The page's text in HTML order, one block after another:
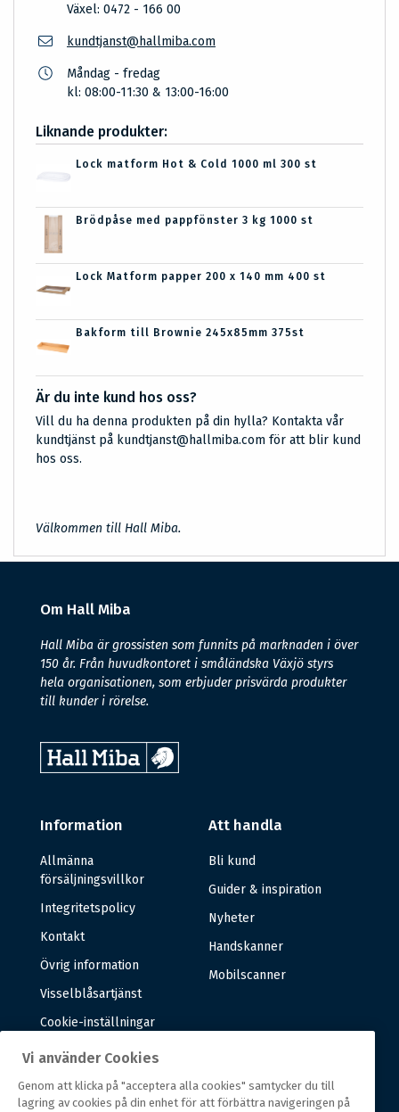
Växel: 0472 - 166 00
kundtjanst@hallmiba.com
Måndag - fredag
kl: 08:00-11:30 & 13:00-16:00
Liknande produkter:
Lock matform Hot & Cold 1000 ml 300 st
Brödpåse med pappfönster 3 kg 1000 st
Lock Matform papper 200 x 140 mm 400 st
Bakform till Brownie 245x85mm 375st
Är du inte kund hos oss?
Vill du ha denna produkten på din hylla? Kontakta vår
kundtjänst på kundtjanst@hallmiba.com för att blir kund
hos oss.
Välkommen till Hall Miba.
Om Hall Miba
Hall Miba är grossisten som funnits på marknaden i över
150 år. Från huvudkontoret i småländska Växjö styrs
hela organisationen, som erbjuder prisvärda produkter
till kunder i rörelse.
Information
Allmänna
försäljningsvillkor
Integritetspolicy
Kontakt
Övrig information
Visselblåsartjänst
Cookie-inställningar
Att handla
Bli kund
Guider & inspiration
Nyheter
Handskanner
Mobilscanner
Vi använder Cookies
Genom att klicka på "acceptera alla cookies" samtycker du till
lagring av cookies på din enhet för att förbättra navigeringen på